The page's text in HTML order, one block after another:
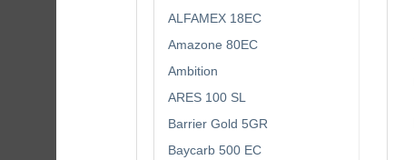
ALFAMEX 18EC
Amazone 80EC
Ambition
ARES 100 SL
Barrier Gold 5GR
Baycarb 500 EC